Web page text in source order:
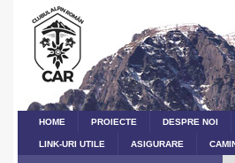
HOME PROIECTE DESPRE NOI
LINK-URI UTILE ASIGURARE